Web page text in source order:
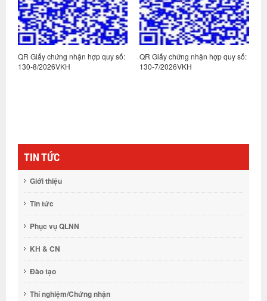
QR Giấy chứng nhận hợp quy số:
130-8/2026VKH
QR Giấy chứng nhận hợp quy số:
130-7/2026VKH
TIN TỨC
Giới thiệu
Tin tức
Phục vụ QLNN
KH & CN
Đào tạo
Thí nghiệm/Chứng nhận